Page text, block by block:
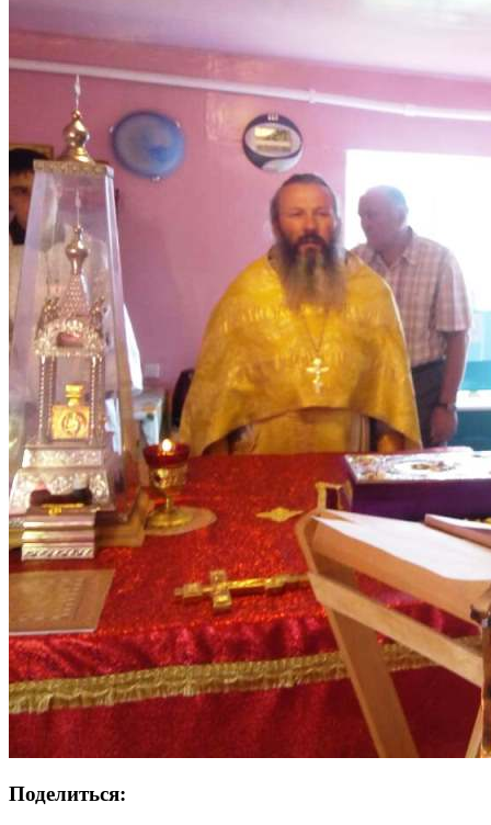
Поделиться: